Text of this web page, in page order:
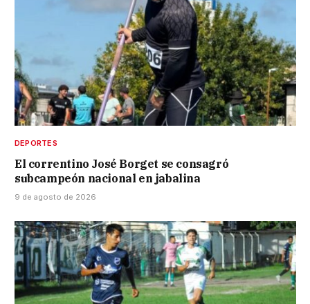
DEPORTES
El correntino José Borget se consagró
subcampeón nacional en jabalina
9 de agosto de 2026